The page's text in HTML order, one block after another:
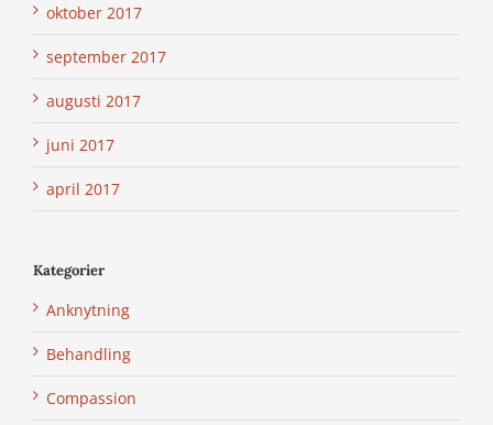
oktober 2017
september 2017
augusti 2017
juni 2017
april 2017
Kategorier
Anknytning
Behandling
Compassion